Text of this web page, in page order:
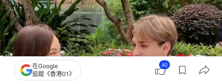
在Google
追蹤《香港01》
40